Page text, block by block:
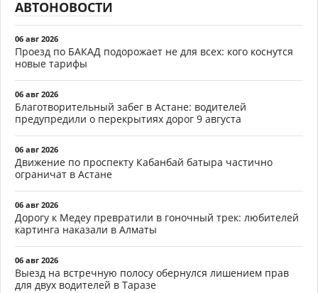
АВТОНОВОСТИ
06 авг 2026
Проезд по БАКАД подорожает не для всех: кого коснутся
новые тарифы
06 авг 2026
Благотворительный забег в Астане: водителей
предупредили о перекрытиях дорог 9 августа
06 авг 2026
Движение по проспекту Кабанбай батыра частично
ограничат в Астане
06 авг 2026
Дорогу к Медеу превратили в гоночный трек: любителей
картинга наказали в Алматы
06 авг 2026
Выезд на встречную полосу обернулся лишением прав
для двух водителей в Таразе